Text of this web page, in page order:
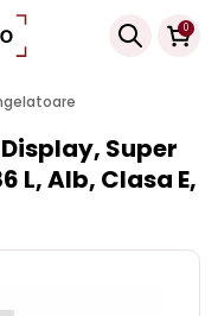
0
Products
search
Super
L, Alb, Clasa E,